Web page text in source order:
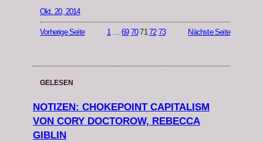
Okt. 20, 2014
Vorherige Seite 1 … 69 70 71 72 73 Nächste Seite
GELESEN
NOTIZEN: CHOKEPOINT CAPITALISM
VON CORY DOCTOROW, REBECCA
GIBLIN